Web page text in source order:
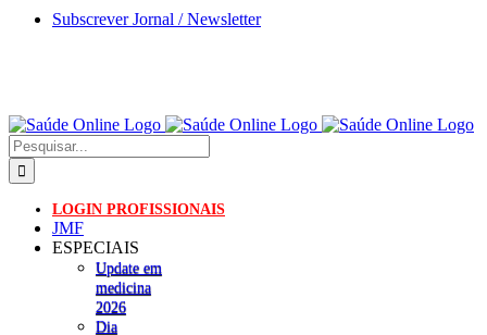
Skip
Subscrever Jornal / Newsletter
Pesquisar
LOGIN PROFISSIONAIS
JMF
ESPECIAIS
Update em
medicina
2026
Dia